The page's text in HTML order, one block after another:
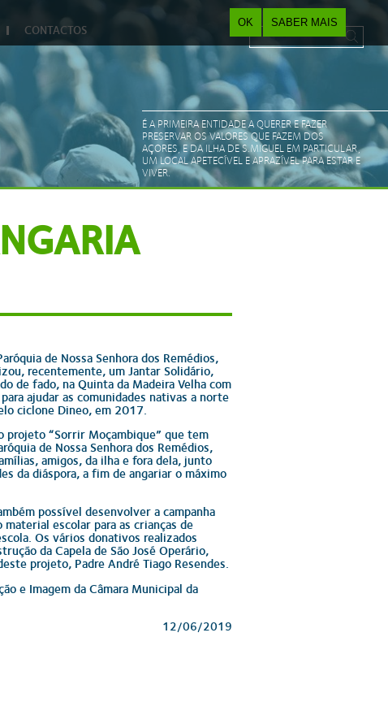
OK SABER MAIS
CONTACTOS
Search form
É A PRIMEIRA ENTIDADE A QUERER E FAZER
PRESERVAR OS VALORES QUE FAZEM DOS
AÇORES, E DA ILHA DE S.MIGUEL EM PARTICULAR,
UM LOCAL APETECÍVEL E APRAZÍVEL PARA ESTAR E
VIVER.
de Nossa Senhora dos Remédios,
recentemente, um Jantar Solidário,
de fado, na Quinta da Madeira Velha com
ajudar as comunidades nativas a norte
ciclone Dineo, em 2017.
projeto “Sorrir Moçambique” que tem
de Nossa Senhora dos Remédios,
amigos, da ilha e fora dela, junto
da diáspora, a fim de angariar o máximo
possível desenvolver a campanha
escolar para as crianças de
Os vários donativos realizados
da Capela de São José Operário,
projeto, Padre André Tiago Resendes.
e Imagem da Câmara Municipal da
12/06/2019